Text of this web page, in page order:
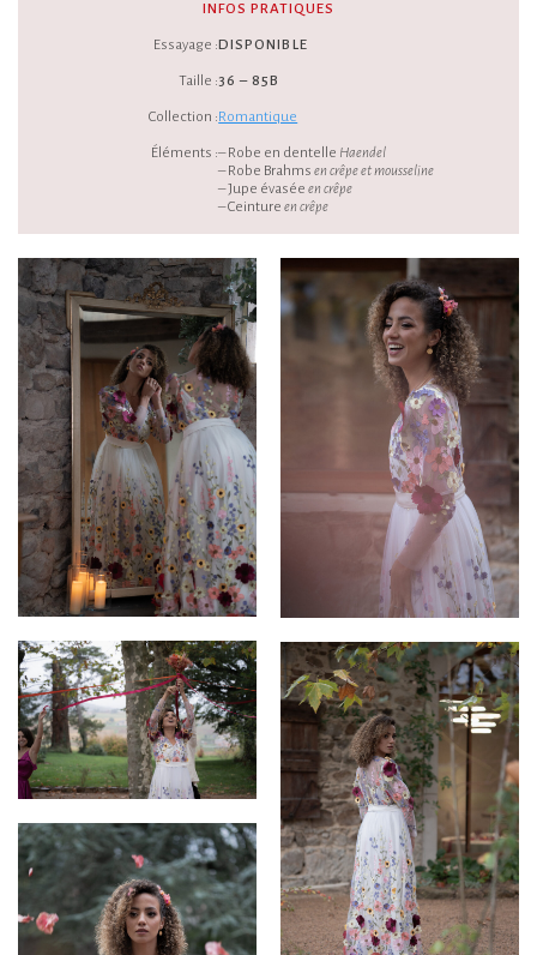
INFOS PRATIQUES
Essayage :
Taille :
Collection :
Éléments :
DISPONIBLE
36 – 85B
Romantique
– Robe en dentelle Haendel
– Robe Brahmsen crêpe et mousseline
– Jupe évaséeen crêpe
– Ceintureen crêpe